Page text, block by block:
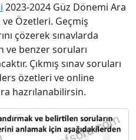
2023-2024 Güz Dönemi Ara
ve Özetleri. Geçmiş
çözerek sınavlarda
ve benzer soruları
Çıkmış sınav soruları
özetleri ve online
hazrılanabilirsin.